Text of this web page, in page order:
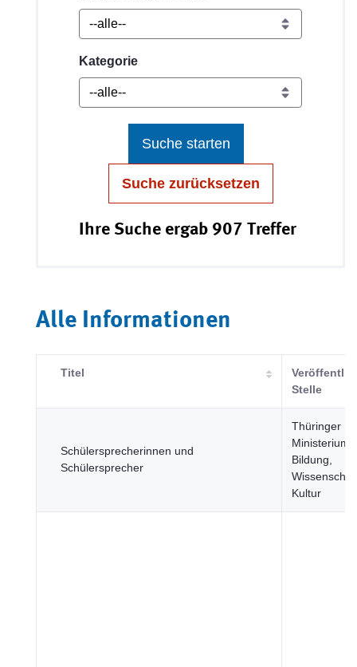
Kategorie
Suche starten
Suche zurücksetzen
Ihre Suche ergab 907 Treffer
Alle Informationen
Titel
Stelle
Schülersprecherinnen und
Schülersprecher
Thüringer
Ministerium
Bildung,
Kultur